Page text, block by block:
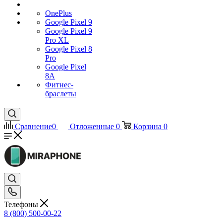
OnePlus
Google Pixel 9
Google Pixel 9
Pro XL
Google Pixel 8
Pro
Google Pixel
8A
Фитнес-
браслеты
Сравнение0 Отложенные 0 Корзина 0
Телефоны
8 (800) 500-00-22